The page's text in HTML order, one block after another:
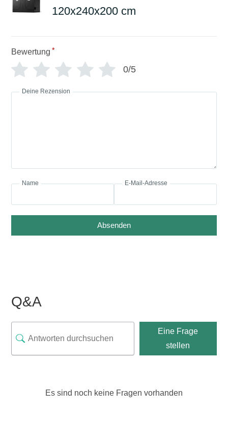
120x240x200 cm
Bewertung *
0/5
Deine Rezension
Name E-Mail-Adresse
Absenden
Q&A
Eine Frage
stellen
Es sind noch keine Fragen vorhanden